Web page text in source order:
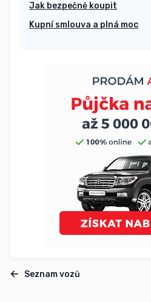
Jak bezpečně koupit
Kupní smlouva a plná moc
Seznam vozů